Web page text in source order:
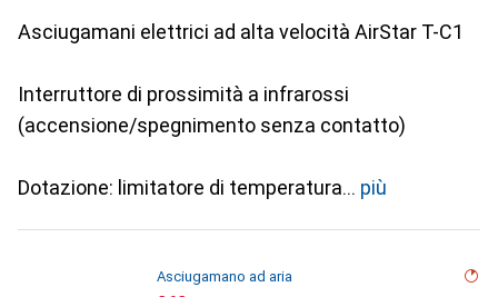
Asciugamani elettrici ad alta velocità AirStar T-C1
Interruttore di prossimità a infrarossi
(accensione/spegnimento senza contatto)
Dotazione: limitatore di temperatura più
Asciugamano ad aria